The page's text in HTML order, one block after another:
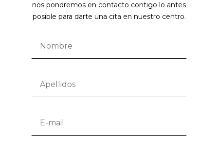
nos pondremos en contacto contigo lo antes
posible para darte una cita en nuestro centro.